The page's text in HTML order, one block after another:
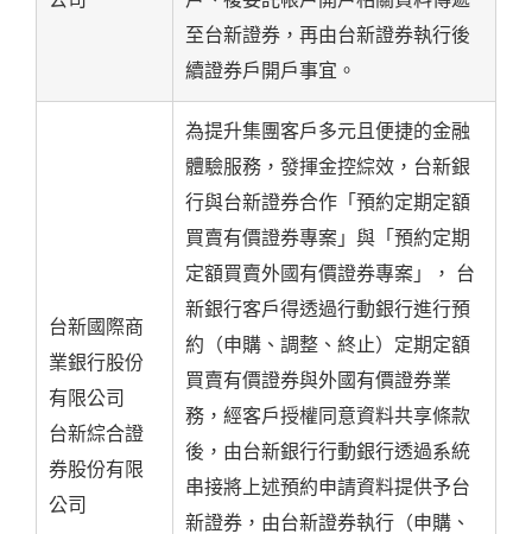
至台新證券，再由台新證券執行後
續證券戶開戶事宜。
台新國際商
業銀行股份
有限公司
台新綜合證
券股份有限
公司
為提升集團客戶多元且便捷的金融
體驗服務，發揮金控綜效，台新銀
行與台新證券合作「預約定期定額
買賣有價證券專案」與「預約定期
定額買賣外國有價證券專案」， 台
新銀行客戶得透過行動銀行進行預
約（申購、調整、終止）定期定額
買賣有價證券與外國有價證券業
務，經客戶授權同意資料共享條款
後，由台新銀行行動銀行透過系統
串接將上述預約申請資料提供予台
新證券，由台新證券執行（申購、